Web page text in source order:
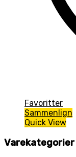
Favoritter
Sammenlign
Quick View
Varekategorier